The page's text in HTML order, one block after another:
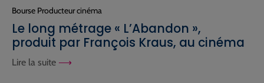
Bourse Producteur cinéma
Le long métrage « L’Abandon »,
produit par François Kraus, au cinéma
Lire la suite